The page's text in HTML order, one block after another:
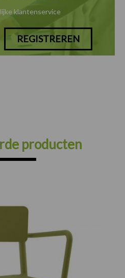
klantenservice
REGISTREREN
producten